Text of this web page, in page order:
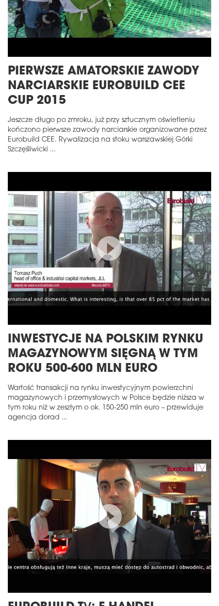
PIERWSZE AMATORSKIE ZAWODY
NARCIARSKIE EUROBUILD CEE
CUP 2015
Jeszcze długo po zmroku, już przy sztucznym oświetleniu
kończono pierwsze zawody narciarskie organizowane przez
Eurobuild CEE. Rywalizacja na stoku warszawskiej Górki
Szczęśliwicki ...
INWESTYCJE NA POLSKIM RYNKU
MAGAZYNOWYM SIĘGNĄ W TYM
ROKU 500-600 MLN EURO
Wartość transakcji na rynku inwestycyjnym powierzchni
magazynowych i przemysłowych w Polsce będzie niższa w
tym roku niż w zeszłym o ok. 150-250 mln euro – przewiduje
agencja dorad ...